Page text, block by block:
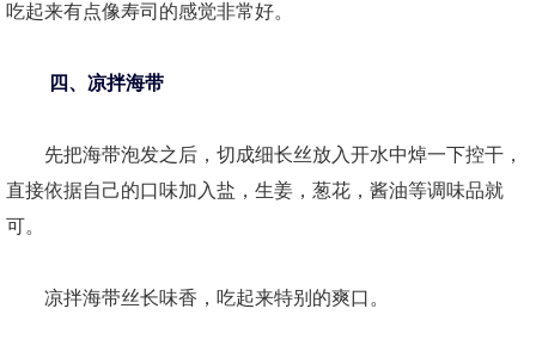
吃起来有点像寿司的感觉非常好。
四、凉拌海带
先把海带泡发之后，切成细长丝放入开水中焯一下控干，
直接依据自己的口味加入盐，生姜，葱花，酱油等调味品就
可。
凉拌海带丝长味香，吃起来特别的爽口。